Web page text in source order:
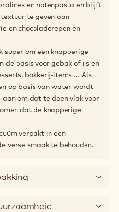
en notenpasta en blijft
te geven aan
en chocoladerepen en
super om een knapperige
de basis voor gebak of ijs en
bakkerij-items ... Als
op basis van water wordt
aan om dat te doen vlak voor
dat de knapperige
verpakt in een
verse smaak te behouden.